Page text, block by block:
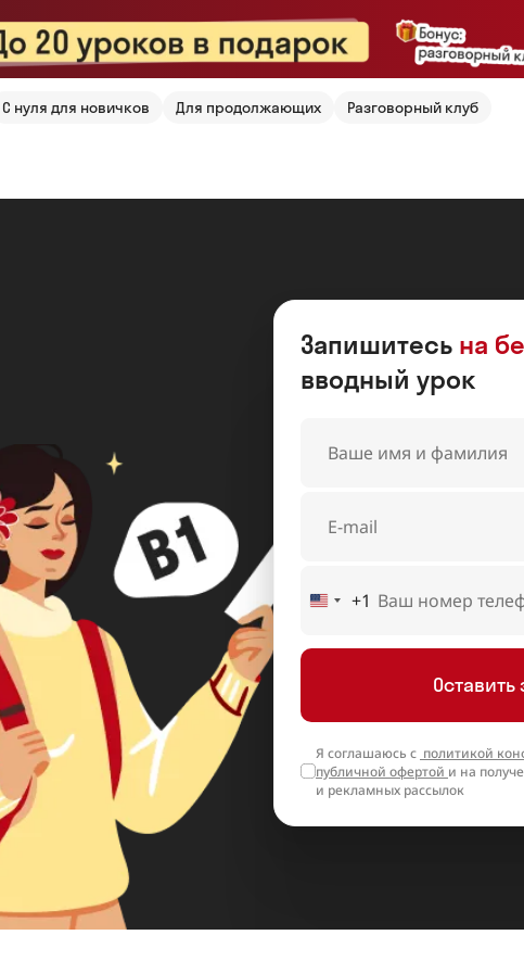
С нуля для новичков Для продолжающих Разговорный клуб
Запишитесь на
вводный урок
United
+1
+1
Оставить
Я соглашаюсь с политикой
публичной офертой и на
и рекламных рассылок